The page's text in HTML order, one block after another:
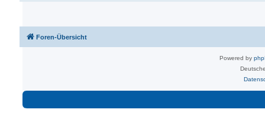
Foren-Übersicht
Powered by